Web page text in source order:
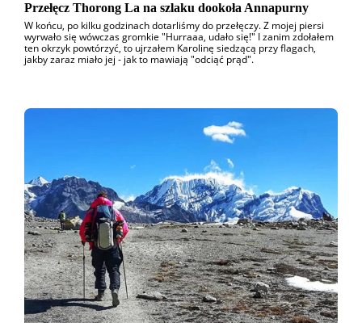
Przełęcz Thorong La na szlaku dookoła Annapurny
W końcu, po kilku godzinach dotarliśmy do przełęczy. Z mojej piersi
wyrwało się wówczas gromkie "Hurraaa, udało się!" I zanim zdołałem
ten okrzyk powtórzyć, to ujrzałem Karolinę siedzącą przy flagach,
jakby zaraz miało jej - jak to mawiają "odciąć prąd".